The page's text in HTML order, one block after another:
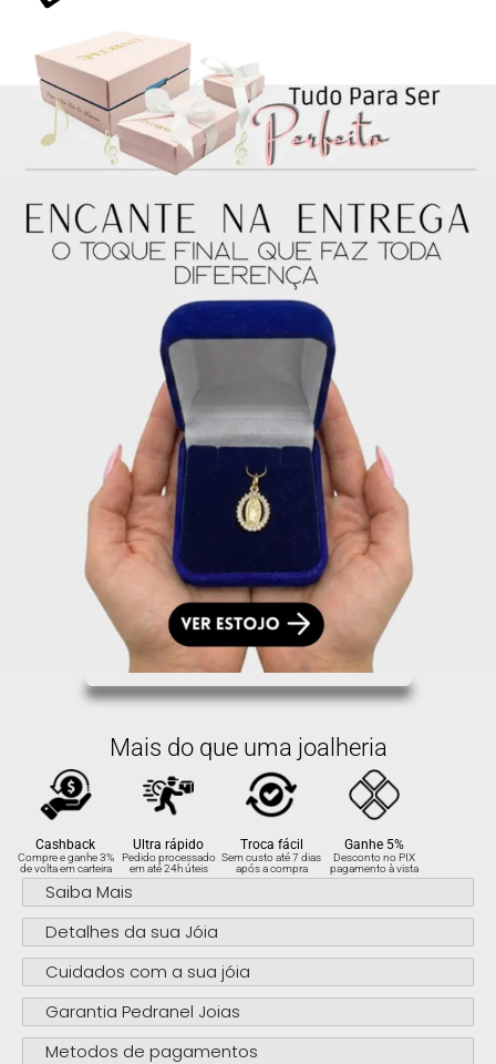
juros no cartão
4x de R$46.25sem
juros no cartão
R$185.00
5x deR$37.00sem
juros no cartão
R$185.00
Mais do que uma joalheria
Cashback
Compre e ganhe 3%
de volta em carteira
Ultra rápido
Pedido processado
em até 24h úteis
Troca fácil
Sem custo até 7 dias
após a compra
Ganhe 5%
Desconto no PIX
pagamento à vista
Saiba Mais
Detalhes da sua Jóia
Cuidados com a sua jóia
Garantia Pedranel Joias
Metodos de pagamentos